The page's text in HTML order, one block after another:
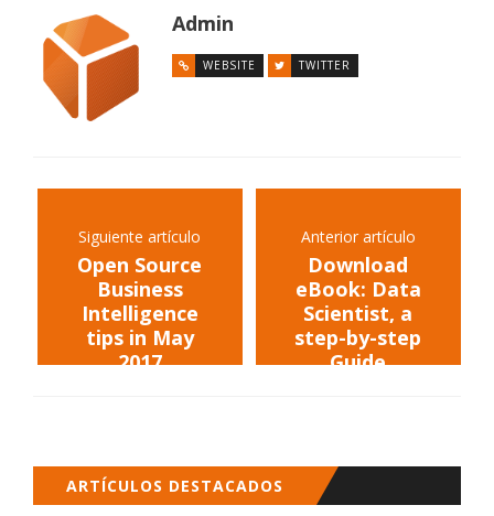
Admin
WEBSITE TWITTER
Siguiente artículo
Open Source
Business
Intelligence
tips in May
2017
Anterior artículo
Download
eBook: Data
Scientist, a
step-by-step
Guide
ARTÍCULOS DESTACADOS